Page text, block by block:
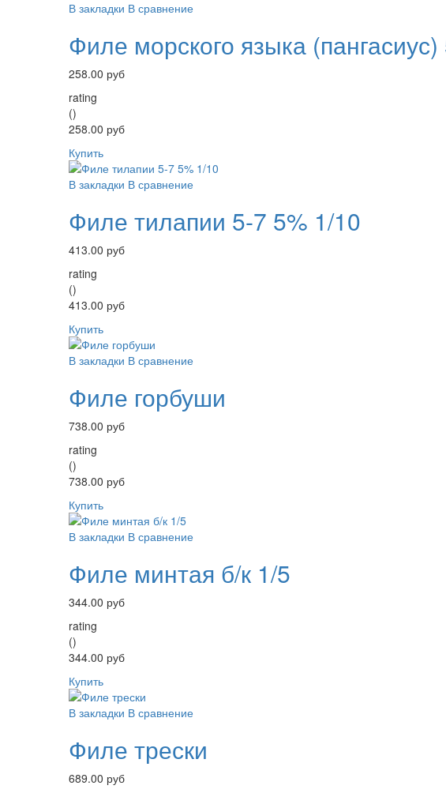
В закладки В сравнение
Филе морского языка (пангасиус)
258.00 руб
rating
()
258.00 руб
Купить
В закладки В сравнение
Филе тилапии 5-7 5% 1/10
413.00 руб
rating
()
413.00 руб
Купить
В закладки В сравнение
Филе горбуши
738.00 руб
rating
()
738.00 руб
Купить
В закладки В сравнение
Филе минтая б/к 1/5
344.00 руб
rating
()
344.00 руб
Купить
В закладки В сравнение
Филе трески
689.00 руб